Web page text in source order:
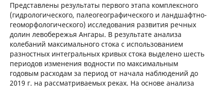
Представлены результаты первого этапа комплексного
(гидрологического, палеогеографического и ландшафтно-
геоморфологического) исследования развития речных
долин левобережья Ангары. В результате анализа
колебаний максимального стока с использованием
разностных интегральных кривых стока выделено шесть
периодов изменения водности по максимальным
годовым расходам за период от начала наблюдений до
2019 г. на рассматриваемых реках. На основе анализа